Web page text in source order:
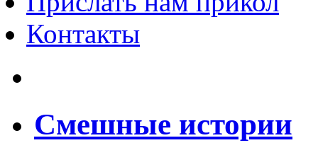
Контакты
Смешные истории